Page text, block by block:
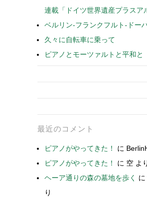
連載「ドイツ世界遺産プラスア
ベルリン-フランクフルト-ドー
久々に自転車に乗って
ピアノとモーツァルトと平和と
最近のコメント
ピアノがやってきた！ に
ピアノがやってきた！
に 空 よ
ヘーア通りの森の墓地を歩く
に
り